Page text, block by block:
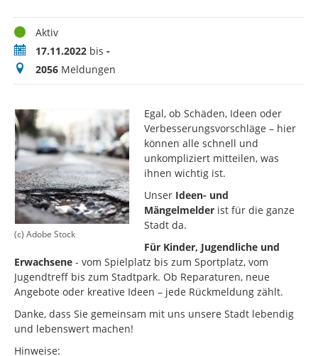
StatusAktiv
Zeitraum17.11.2022 bis -
Meldungen
2056 Meldungen
(c) Adobe Stock
Egal, ob Schäden, Ideen oder
Verbesserungsvorschläge – hier
können alle schnell und
unkompliziert mitteilen, was
ihnen wichtig ist.
Unser Ideen- und
Mängelmelder ist für die ganze
Stadt da.
Für Kinder, Jugendliche und
Erwachsene - vom Spielplatz bis zum Sportplatz, vom
Jugendtreff bis zum Stadtpark. Ob Reparaturen, neue
Angebote oder kreative Ideen – jede Rückmeldung zählt.
Danke, dass Sie gemeinsam mit uns unsere Stadt lebendig
und lebenswert machen!
Hinweise: